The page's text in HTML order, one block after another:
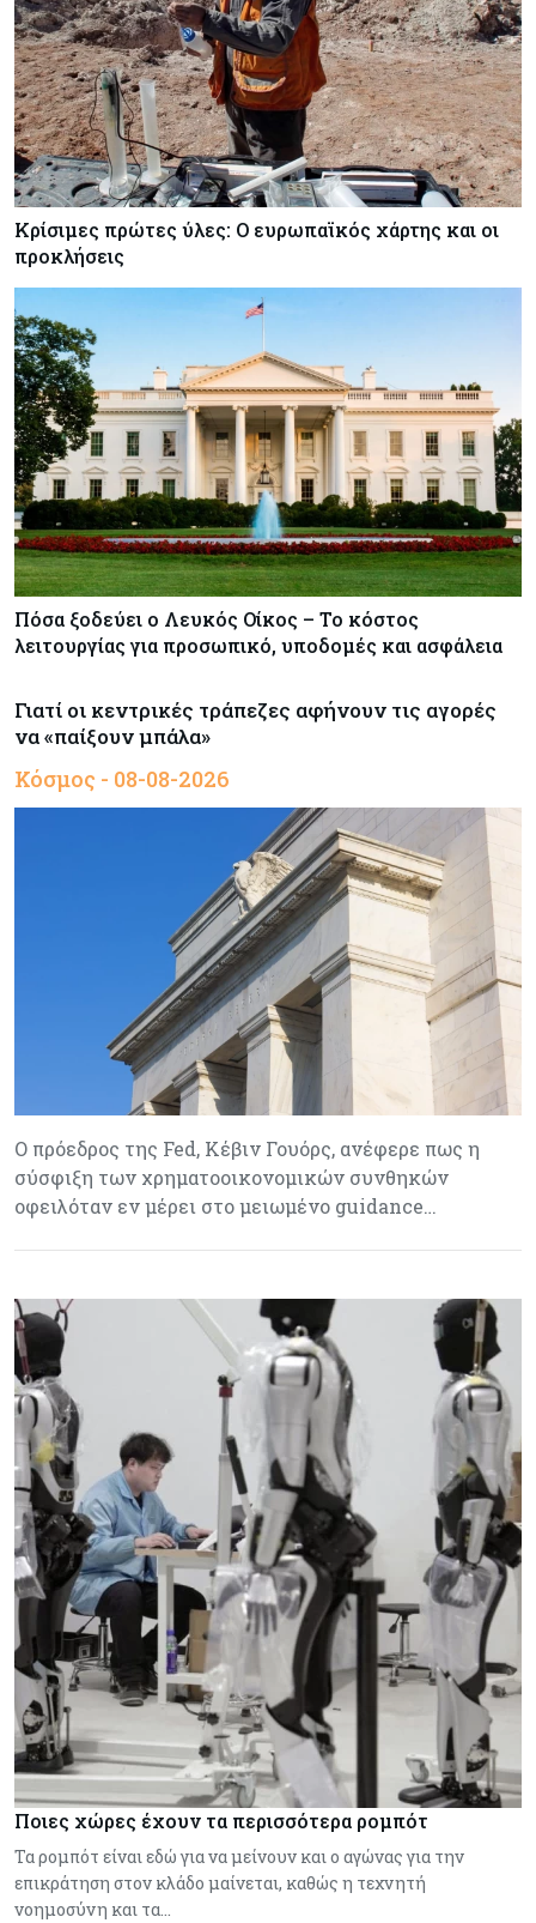
Κρίσιμες πρώτες ύλες: Ο ευρωπαϊκός χάρτης και οι
προκλήσεις
Πόσα ξοδεύει ο Λευκός Οίκος – Το κόστος
λειτουργίας για προσωπικό, υποδομές και ασφάλεια
Γιατί οι κεντρικές τράπεζες αφήνουν τις αγορές
να «παίξουν μπάλα»
Κόσμος - 08-08-2026
Ο πρόεδρος της Fed, Κέβιν Γουόρς, ανέφερε πως η
σύσφιξη των χρηματοοικονομικών συνθηκών
οφειλόταν εν μέρει στο μειωμένο guidance…
Ποιες χώρες έχουν τα περισσότερα ρομπότ
Τα ρομπότ είναι εδώ για να μείνουν και ο αγώνας για την
επικράτηση στον κλάδο μαίνεται, καθώς η τεχνητή
νοημοσύνη και τα…